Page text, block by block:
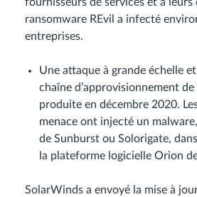
ransomware REvil a infecté
entreprises.
Une attaque à grande échelle
chaîne d’approvisionnement de
produite en décembre 2020.
menace ont injecté un
de Sunburst ou Solorigate,
la plateforme logicielle Orion
SolarWinds a envoyé la mise à